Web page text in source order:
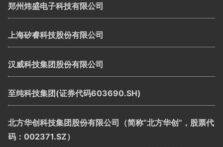
郑州炜盛电子科技有限公司
上海矽睿科技股份有限公司
汉威科技集团股份有限公司
至纯科技集团(证券代码603690.SH)
北方华创科技集团股份有限公司（简称“北方华创”，股票代
码：002371.SZ）